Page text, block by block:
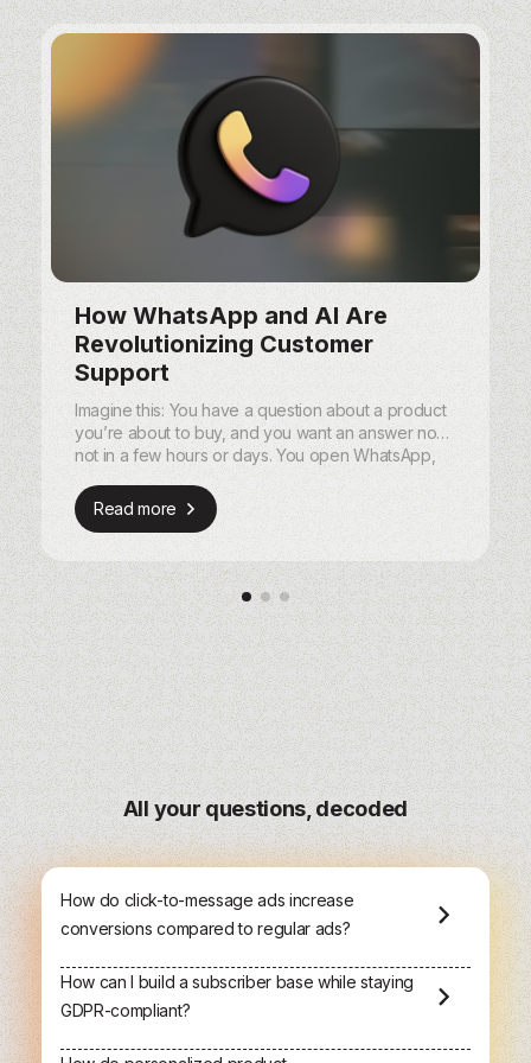
How WhatsApp and AI Are
Revolutionizing Customer
Support
Imagine this: You have a question about a product
you’re about to buy, and you want an answer now,
not in a few hours or days. You open WhatsApp,
get a helpful, personalized response.
Read more
All your questions, decoded
How do click-to-message ads increase
conversions compared to regular ads?
These ads create a direct line of communication
between your brand and potential customers on
WhatsApp, Instagram, or Facebook Messenger. By
How can I build a subscriber base while staying
GDPR-compliant?